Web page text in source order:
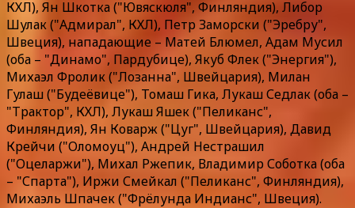
КХЛ), Ян Шкотка ("Ювяскюля", Финляндия), Либор
Шулак ("Адмирал", КХЛ), Петр Заморски ("Эребру",
Швеция), нападающие – Матей Блюмел, Адам Мусил
(оба – "Динамо", Пардубице), Якуб Флек ("Энергия"),
Михаэл Фролик ("Лозанна", Швейцария), Милан
Гулаш ("Будеёвице"), Томаш Гика, Лукаш Седлак (оба –
"Трактор", КХЛ), Лукаш Яшек ("Пеликанс",
Финляндия), Ян Коварж ("Цуг", Швейцария), Давид
Крейчи ("Оломоуц"), Андрей Нестрашил
("Оцеларжи"), Михал Ржепик, Владимир Соботка (оба
– "Спарта"), Иржи Смейкал ("Пеликанс", Финляндия),
Михаэль Шпачек ("Фрёлунда Индианс", Швеция).